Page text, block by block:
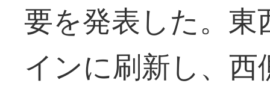
要を発表した。
インに刷新し、